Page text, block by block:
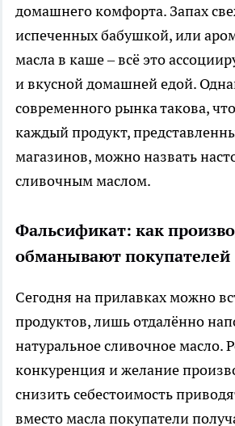
домашнего комфорта. Запах
испеченных бабушкой, или
масла в каше – всё это
и вкусной домашней едой.
современного рынка такова,
каждый продукт,
магазинов, можно назвать
сливочным маслом.
Фальсификат: как
обманывают покупателей
Сегодня на прилавках можно
продуктов, лишь отдалённо
натуральное сливочное масло.
конкуренция и желание
снизить себестоимость
вместо масла покупатели